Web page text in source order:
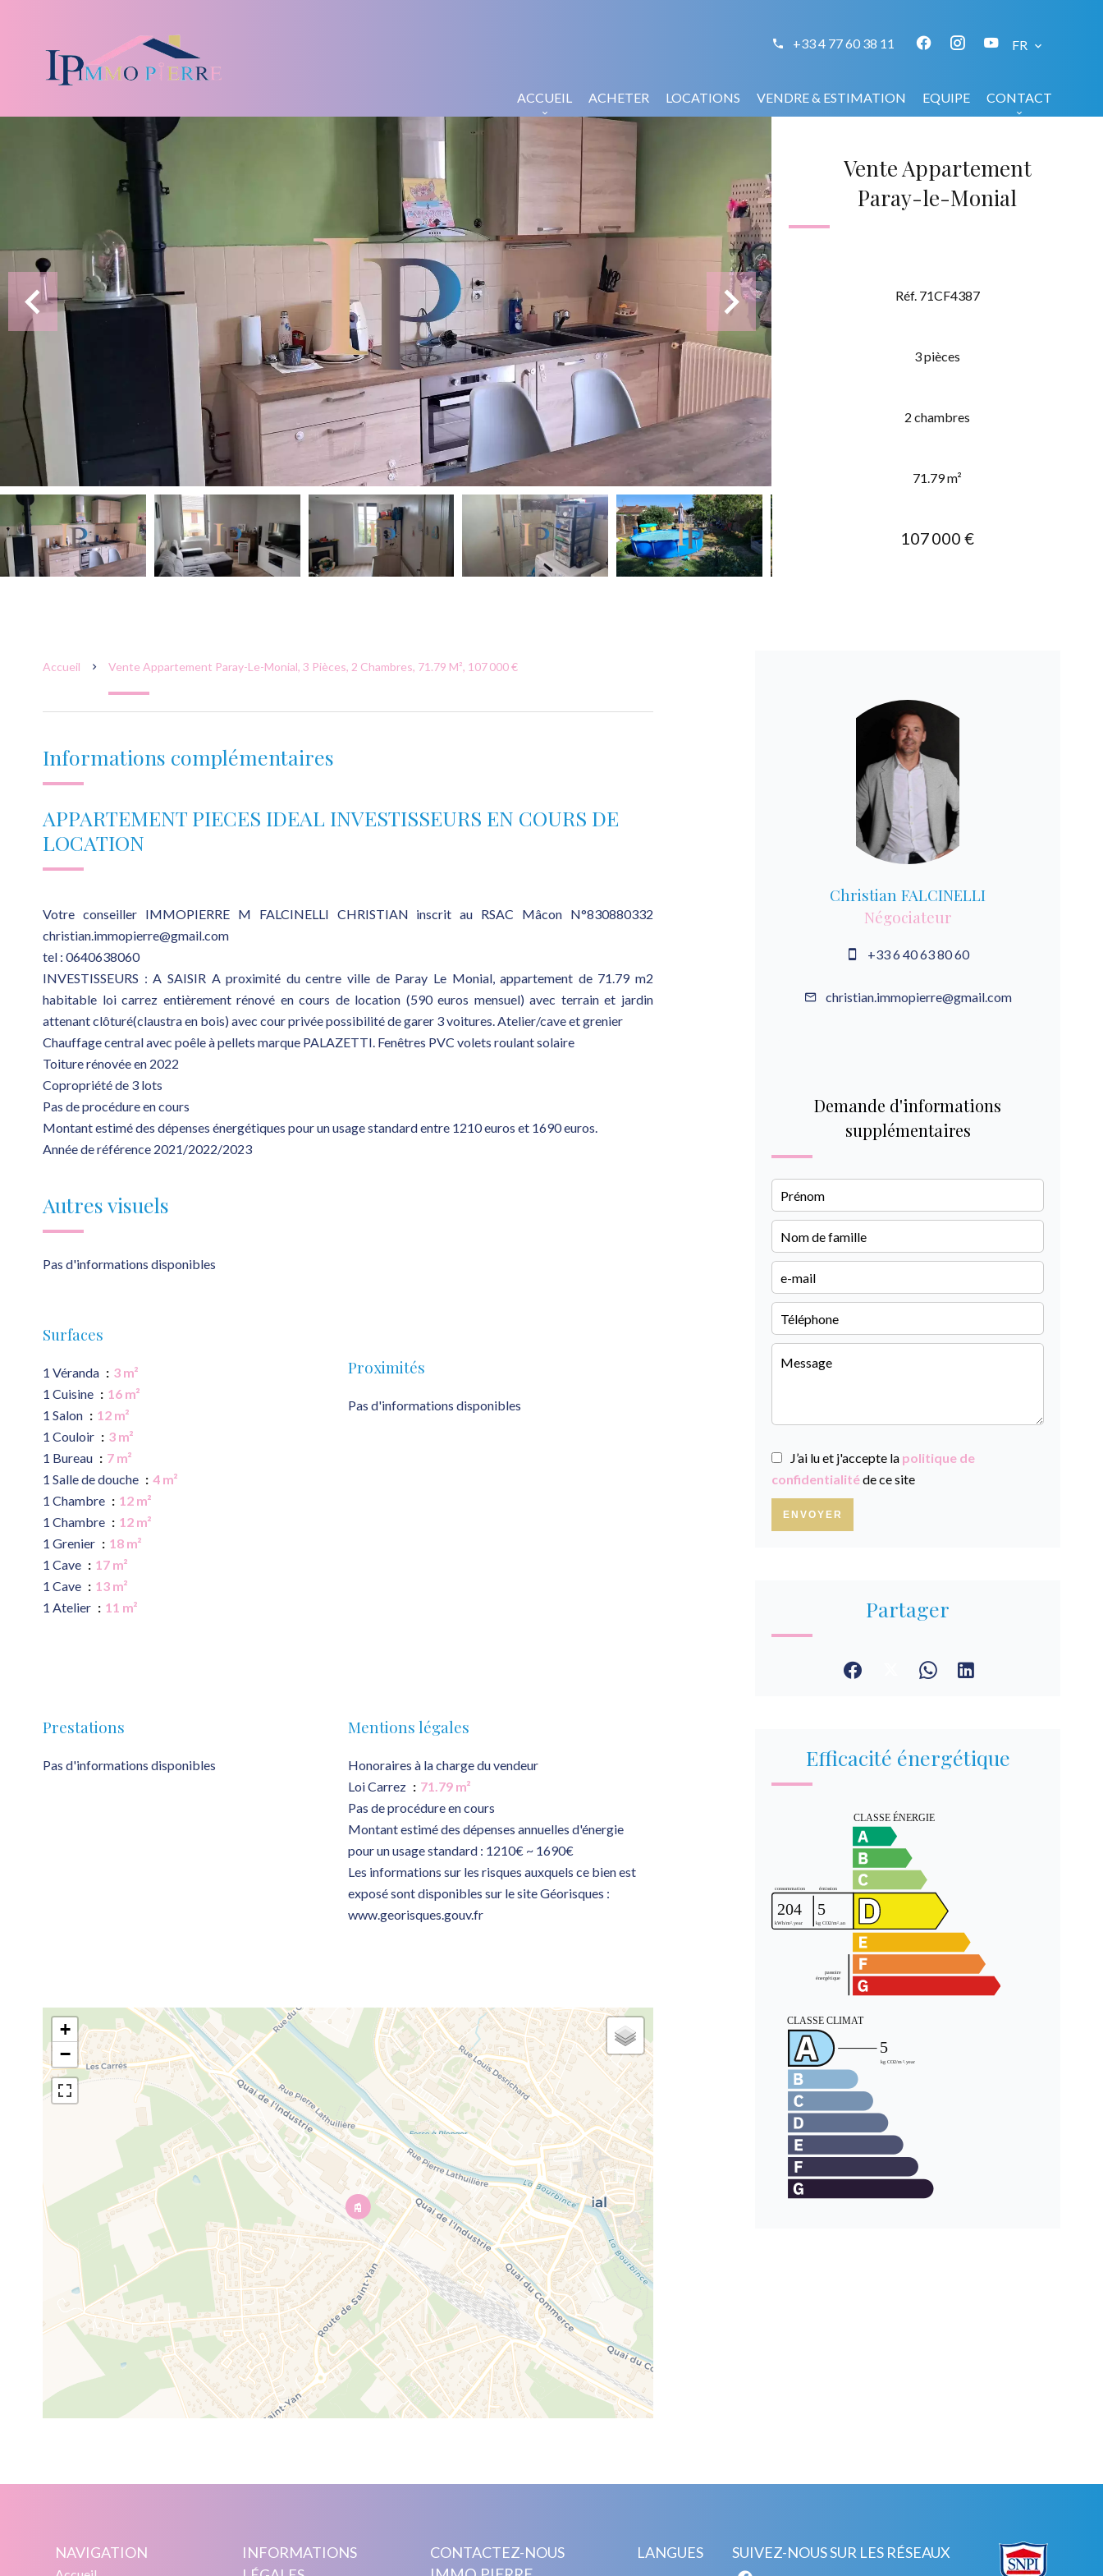
+33 4 77 60 38 11 FR
ACCUEIL ACHETER LOCATIONS VENDRE & ESTIMATION EQUIPE CONTACT
Vente Appartement
Paray-le-Monial
Réf. 71CF4387
3 pièces
2 chambres
71.79 m²
107 000 €
Accueil Vente Appartement Paray-Le-Monial, 3 Pièces, 2 Chambres, 71.79 M², 107 000 €
Informations complémentaires
APPARTEMENT PIECES IDEAL INVESTISSEURS EN COURS DE
LOCATION
Votre conseiller IMMOPIERRE M FALCINELLI CHRISTIAN inscrit au RSAC Mâcon N°830880332
christian.immopierre@gmail.com
tel : 0640638060
INVESTISSEURS : A SAISIR A proximité du centre ville de Paray Le Monial, appartement de 71.79 m2
habitable loi carrez entièrement rénové en cours de location (590 euros mensuel) avec terrain et jardin
attenant clôturé(claustra en bois) avec cour privée possibilité de garer 3 voitures. Atelier/cave et grenier
Chauffage central avec poêle à pellets marque PALAZETTI. Fenêtres PVC volets roulant solaire
Toiture rénovée en 2022
Copropriété de 3 lots
Pas de procédure en cours
Montant estimé des dépenses énergétiques pour un usage standard entre 1210 euros et 1690 euros.
Année de référence 2021/2022/2023
Autres visuels
Pas d'informations disponibles
Surfaces
1 Véranda
3 m²
1 Cuisine
16 m²
1 Salon
12 m²
1 Couloir
3 m²
1 Bureau
7 m²
1 Salle de douche
4 m²
1 Chambre
12 m²
1 Chambre
12 m²
1 Grenier
18 m²
1 Cave
17 m²
1 Cave
13 m²
1 Atelier
11 m²
Proximités
Pas d'informations disponibles
Prestations
Pas d'informations disponibles
Mentions légales
Honoraires à la charge du vendeur
Loi Carrez
71.79 m²
Pas de procédure en cours
Montant estimé des dépenses annuelles d'énergie
pour un usage standard : 1210€ ~ 1690€
Les informations sur les risques auxquels ce bien est
exposé sont disponibles sur le site Géorisques :
www.georisques.gouv.fr
+
−
Christian FALCINELLI
Négociateur
+33 6 40 63 80 60
christian.immopierre@gmail.com
Demande d'informations
supplémentaires
J’ai lu et j'accepte la politique de
confidentialitéde ce site
ENVOYER
Partager
Efficacité énergétique
NAVIGATION
INFORMATIONS
CONTACTEZ-NOUS
LANGUES SUIVEZ-NOUS SUR LES RÉSEAUX